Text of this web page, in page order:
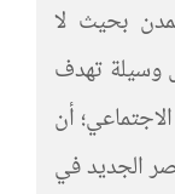
بحيث لا
وسيلة تهدف
أن
الجديد في